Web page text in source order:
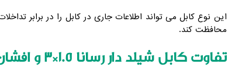
این نوع کابل می تواند اطلاعات جاری در کابل را در برابر
محافظت کند.
تفاوت کابل شیلد دار رسانا 1.5*3 و افشان